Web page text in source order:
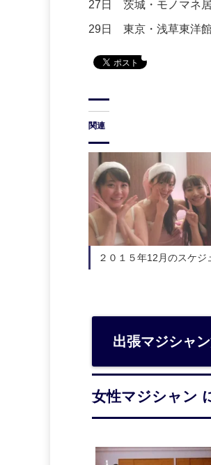
27日 茨城・モノマネ居
29日 東京・浅草東洋
関連
２０１５年12月のスケジ
出張マジシャ
女性マジシャン